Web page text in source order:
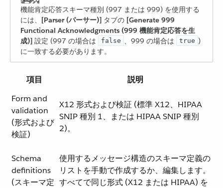
機能肯定応答スキーマ種別 (997 または 999) を使用する
には、​ [Parser (パーサー)] ​ タブの ​ [Generate 999
Functional Acknowledgments (999 機能肯定応答を生
成)] ​ 設定 (997 の場合は ​ false ​、999 の場合は ​ true ​)
に一致する必要があります。
項目
説明
Form and
validation
(形式および
検証)
X12 形式および検証 (標準 X12、HIPAA
SNIP 種別 1、または HIPAA SNIP 種別
2)。
Schema
definitions
(スキーマ定
使用するメッセージ構造のスキーマ定義の
リストを手動で作成するか、編集します。
すべてで同じ形式 (X12 または HIPAA) を